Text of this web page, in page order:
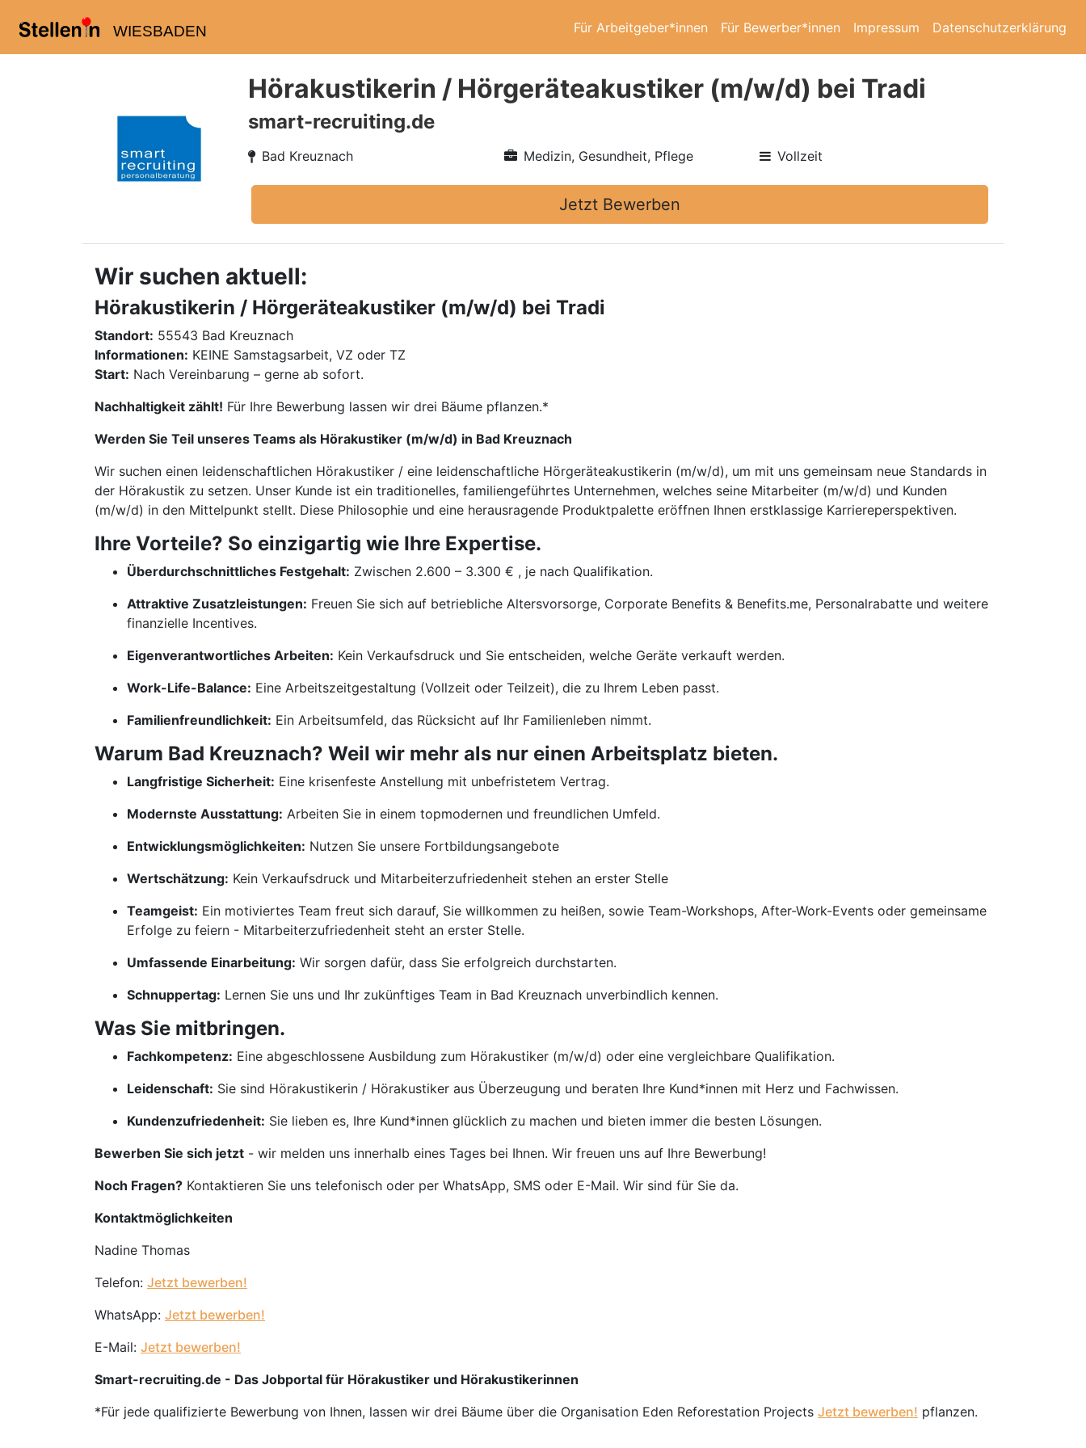
WIESBADEN Für Arbeitgeber*innen Für Bewerber*innen Impressum Datenschutzerklärung
Hörakustikerin / Hörgeräteakustiker (m/w/d) bei Tradi
smart-recruiting.de
Bad Kreuznach Medizin, Gesundheit, Pflege Vollzeit
Jetzt Bewerben
Wir suchen aktuell:
Hörakustikerin / Hörgeräteakustiker (m/w/d) bei Tradi
Standort: 55543 Bad Kreuznach
Informationen: KEINE Samstagsarbeit, VZ oder TZ
Start: Nach Vereinbarung – gerne ab sofort.
Nachhaltigkeit zählt! Für Ihre Bewerbung lassen wir drei Bäume pflanzen.*
Werden Sie Teil unseres Teams als Hörakustiker (m/w/d) in Bad Kreuznach
Wir suchen einen leidenschaftlichen Hörakustiker / eine leidenschaftliche Hörgeräteakustikerin (m/w/d), um mit uns gemeinsam neue Standards in
der Hörakustik zu setzen. Unser Kunde ist ein traditionelles, familiengeführtes Unternehmen, welches seine Mitarbeiter (m/w/d) und Kunden
(m/w/d) in den Mittelpunkt stellt. Diese Philosophie und eine herausragende Produktpalette eröffnen Ihnen erstklassige Karriereperspektiven.
Ihre Vorteile? So einzigartig wie Ihre Expertise.
Überdurchschnittliches Festgehalt: Zwischen 2.600 – 3.300 € , je nach Qualifikation.
Attraktive Zusatzleistungen: Freuen Sie sich auf betriebliche Altersvorsorge, Corporate Benefits & Benefits.me, Personalrabatte und weitere
finanzielle Incentives.
Eigenverantwortliches Arbeiten: Kein Verkaufsdruck und Sie entscheiden, welche Geräte verkauft werden.
Work-Life-Balance: Eine Arbeitszeitgestaltung (Vollzeit oder Teilzeit), die zu Ihrem Leben passt.
Familienfreundlichkeit: Ein Arbeitsumfeld, das Rücksicht auf Ihr Familienleben nimmt.
Warum Bad Kreuznach? Weil wir mehr als nur einen Arbeitsplatz bieten.
Langfristige Sicherheit: Eine krisenfeste Anstellung mit unbefristetem Vertrag.
Modernste Ausstattung: Arbeiten Sie in einem topmodernen und freundlichen Umfeld.
Entwicklungsmöglichkeiten: Nutzen Sie unsere Fortbildungsangebote
Wertschätzung: Kein Verkaufsdruck und Mitarbeiterzufriedenheit stehen an erster Stelle
Teamgeist: Ein motiviertes Team freut sich darauf, Sie willkommen zu heißen, sowie Team-Workshops, After-Work-Events oder gemeinsame
Erfolge zu feiern - Mitarbeiterzufriedenheit steht an erster Stelle.
Umfassende Einarbeitung: Wir sorgen dafür, dass Sie erfolgreich durchstarten.
Schnuppertag: Lernen Sie uns und Ihr zukünftiges Team in Bad Kreuznach unverbindlich kennen.
Was Sie mitbringen.
Fachkompetenz: Eine abgeschlossene Ausbildung zum Hörakustiker (m/w/d) oder eine vergleichbare Qualifikation.
Leidenschaft: Sie sind Hörakustikerin / Hörakustiker aus Überzeugung und beraten Ihre Kund*innen mit Herz und Fachwissen.
Kundenzufriedenheit: Sie lieben es, Ihre Kund*innen glücklich zu machen und bieten immer die besten Lösungen.
Bewerben Sie sich jetzt - wir melden uns innerhalb eines Tages bei Ihnen. Wir freuen uns auf Ihre Bewerbung!
Noch Fragen? Kontaktieren Sie uns telefonisch oder per WhatsApp, SMS oder E-Mail. Wir sind für Sie da.
Kontaktmöglichkeiten
Nadine Thomas
Telefon: Jetzt bewerben!
WhatsApp: Jetzt bewerben!
E-Mail: Jetzt bewerben!
Smart-recruiting.de - Das Jobportal für Hörakustiker und Hörakustikerinnen
*Für jede qualifizierte Bewerbung von Ihnen, lassen wir drei Bäume über die Organisation Eden Reforestation Projects Jetzt bewerben! pflanzen.